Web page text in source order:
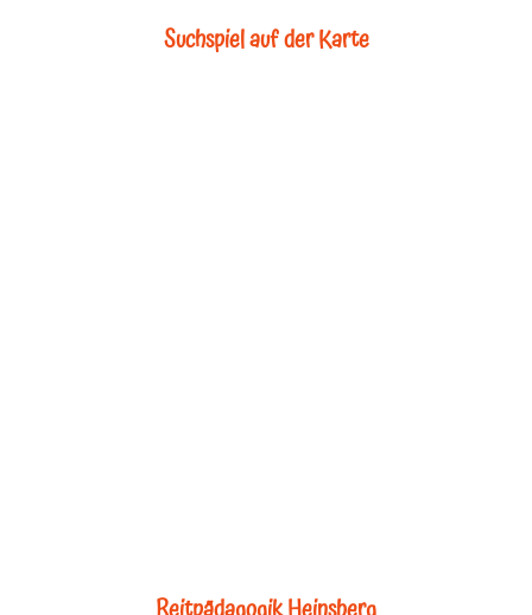
Suchspiel auf der Karte